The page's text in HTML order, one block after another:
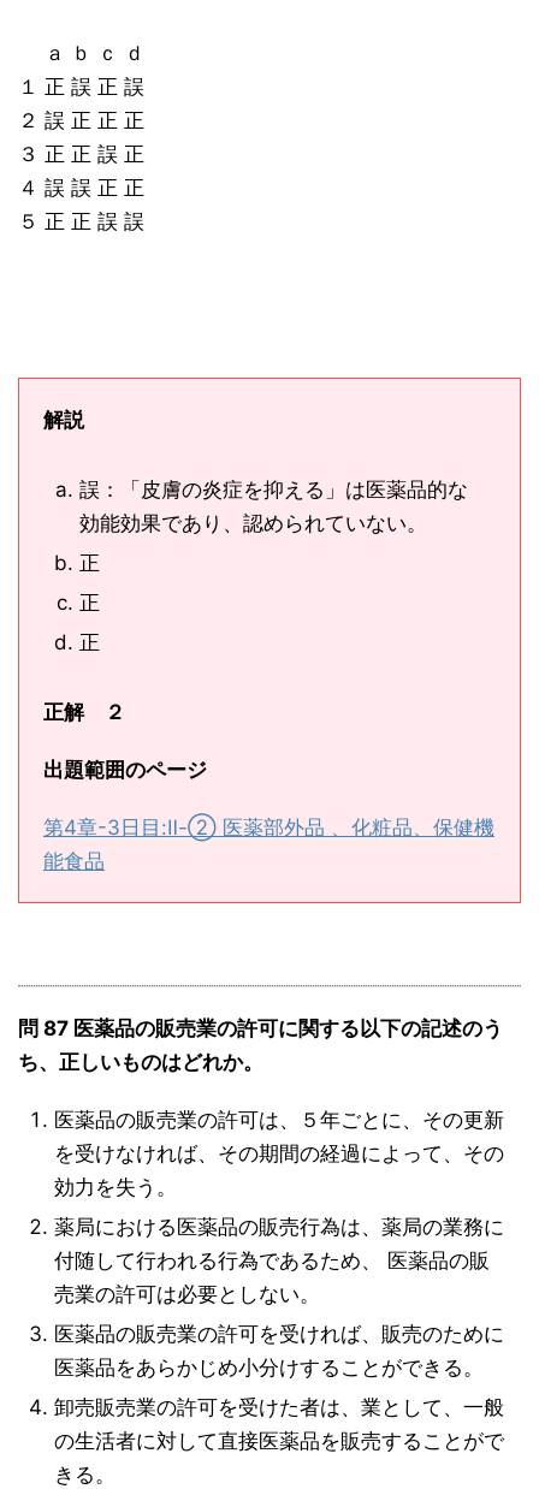
ａ ｂ ｃ ｄ
１ 正 誤 正 誤
２ 誤 正 正 正
３ 正 正 誤 正
４ 誤 誤 正 正
５ 正 正 誤 誤
解説
誤：「皮膚の炎症を抑える」は医薬品的な
効能効果であり、認められていない。
正
正
正
正解 ２
出題範囲のページ
第4章-3日目:Ⅱ-② 医薬部外品 、化粧品、保健機
能食品
問 87 医薬品の販売業の許可に関する以下の記述のう
ち、正しいものはどれか。
医薬品の販売業の許可は、５年ごとに、その更新
を受けなければ、その期間の経過によって、その
効力を失う。
薬局における医薬品の販売行為は、薬局の業務に
付随して行われる行為であるため、 医薬品の販
売業の許可は必要としない。
医薬品の販売業の許可を受ければ、販売のために
医薬品をあらかじめ小分けすることができる。
卸売販売業の許可を受けた者は、業として、一般
の生活者に対して直接医薬品を販売することがで
きる。